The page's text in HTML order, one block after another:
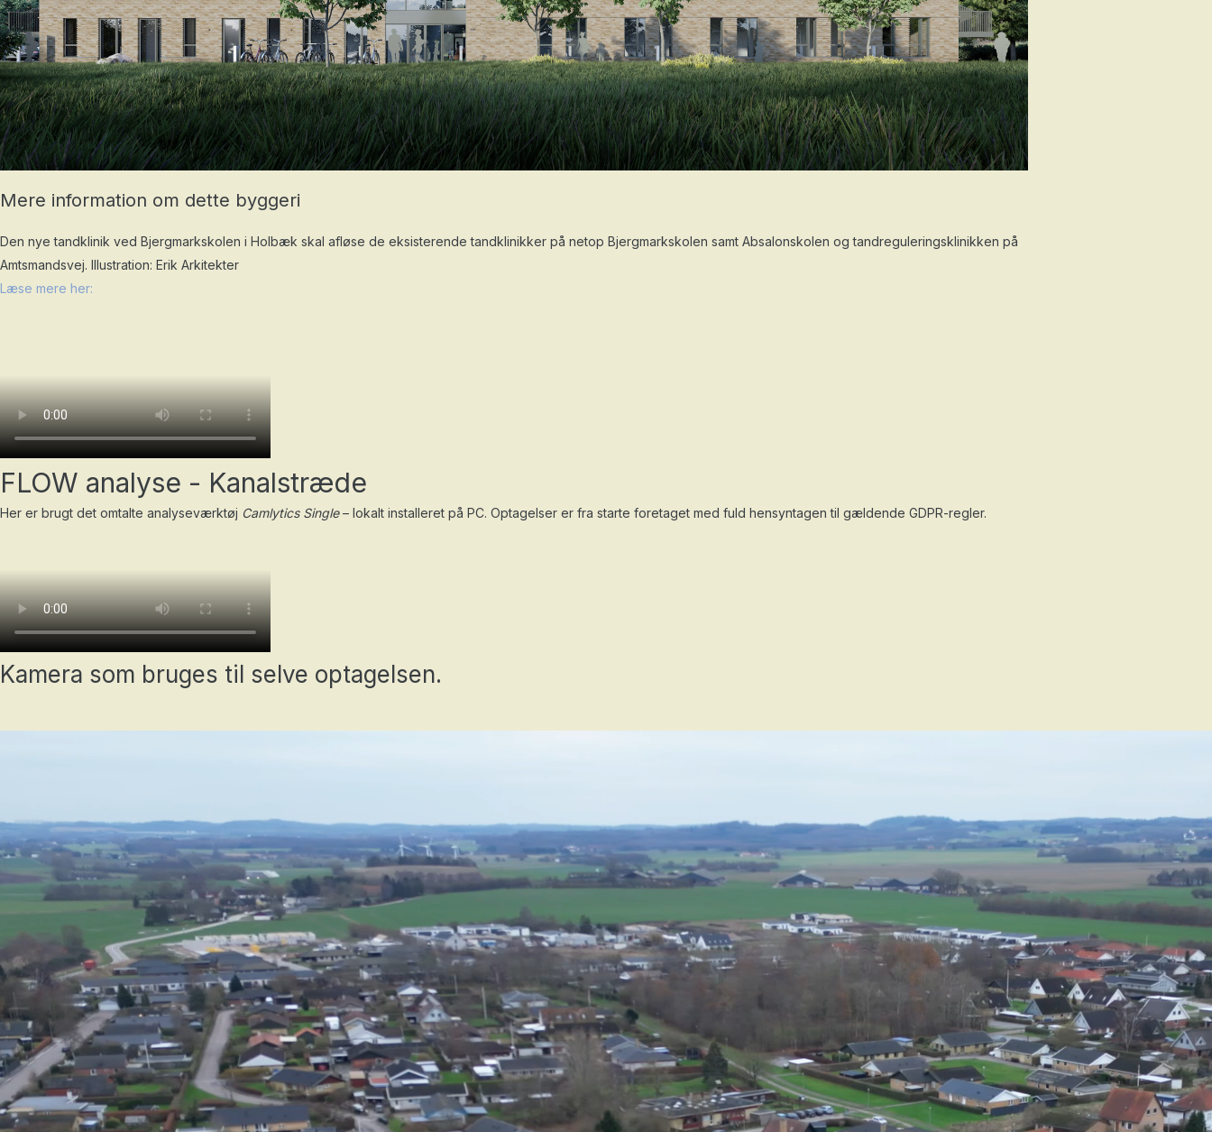
Mere information om dette byggeri
Den nye tandklinik ved Bjergmarkskolen i Holbæk skal afløse de eksisterende tandklinikker på netop Bjergmarkskolen samt Absalonskolen og tandreguleringsklinikken på
Amtsmandsvej. Illustration: Erik Arkitekter
Læse mere her:
FLOW analyse - Kanalstræde
Her er brugt det omtalte analyseværktøj Camlytics Single– lokalt installeret på PC. Optagelser er fra starte foretaget med fuld hensyntagen til gældende GDPR-regler.
Kamera som bruges til selve optagelsen.